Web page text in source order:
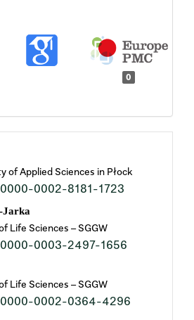
0
of Applied Sciences in Płock
0002-8181-1723
Jarka
Life Sciences – SGGW
0003-2497-1656
Life Sciences – SGGW
0000-0002-0364-4296